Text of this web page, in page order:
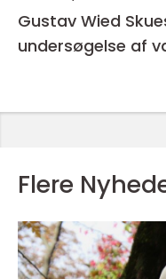
Gustav Wied
undersøgelse af
Flere